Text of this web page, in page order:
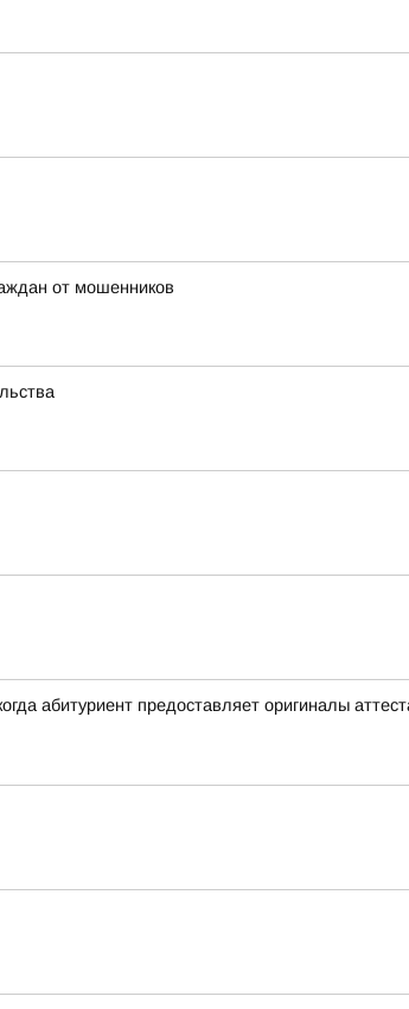
от мошенников
абитуриент предоставляет оригиналы